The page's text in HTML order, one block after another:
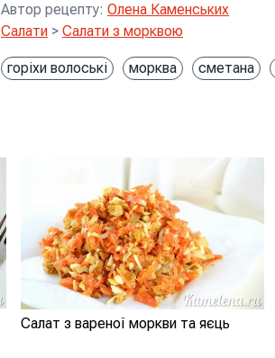
Автор рецепту: Олена Каменських
Салати > Салати з морквою
горіхи волоські морква сметана
Салат з вареної моркви та яєць